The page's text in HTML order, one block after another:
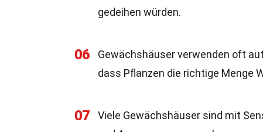
gedeihen würden.
06
Gewächshäuser verwenden oft
dass Pflanzen die richtige Menge
07
Viele Gewächshäuser sind mit